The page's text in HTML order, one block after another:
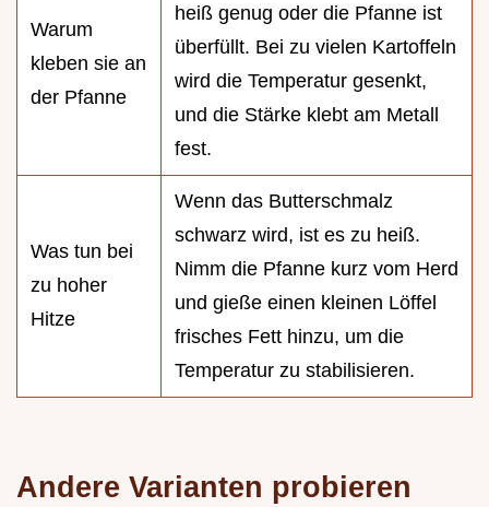
Warum
kleben sie an
der Pfanne
heiß genug oder die Pfanne ist
überfüllt. Bei zu vielen Kartoffeln
wird die Temperatur gesenkt,
und die Stärke klebt am Metall
fest.
Was tun bei
zu hoher
Hitze
Wenn das Butterschmalz
schwarz wird, ist es zu heiß.
Nimm die Pfanne kurz vom Herd
und gieße einen kleinen Löffel
frisches Fett hinzu, um die
Temperatur zu stabilisieren.
Andere Varianten probieren